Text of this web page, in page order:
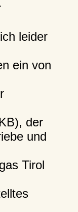
leider
ein von
der
und
Tirol